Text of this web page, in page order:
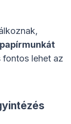
fontos lehet az